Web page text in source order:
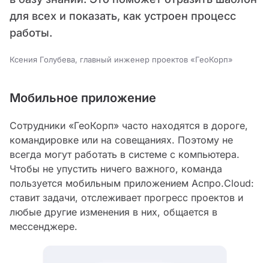
для всех и показать, как устроен процесс
работы.
Ксения Голубева, главный инженер проектов «ГеоКорп»
Мобильное приложение
Сотрудники «ГеоКорп» часто находятся в дороге,
командировке или на совещаниях. Поэтому не
всегда могут работать в системе с компьютера.
Чтобы не упустить ничего важного, команда
пользуется мобильным приложением Аспро.Cloud:
ставит задачи, отслеживает прогресс проектов и
любые другие изменения в них, общается в
мессенджере.